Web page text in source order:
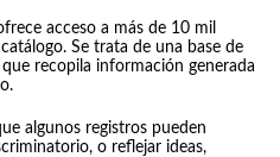
acceso a más de 10 mil
Se trata de una base de
recopila información generada
algunos registros pueden
o reflejar ideas,